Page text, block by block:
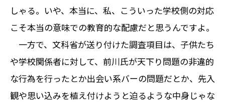
しゃる。いや、本当に、私、こういった学校側の対応
こそ本当の意味での教育的な配慮だと思うんですよ。
一方で、文科省が送り付けた調査項目は、子供たち
や学校関係者に対して、前川氏が天下り問題の非違的
な行為を行ったとか出会い系バーの問題だとか、先入
観や思い込みを植え付けようと迫るような中身じゃな